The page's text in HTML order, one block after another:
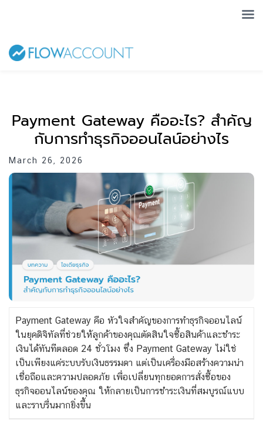
Payment Gateway คืออะไร? สำคัญ
กับการทำธุรกิจออนไลน์อย่างไร
March 26, 2026
Payment Gateway คือ หัวใจสำคัญของการทำธุรกิจออนไลน์
ในยุคดิจิทัลที่ช่วยให้ลูกค้าของคุณตัดสินใจซื้อสินค้าและชำระ
เงินได้ทันทีตลอด 24 ชั่วโมง ซึ่ง Payment Gateway ไม่ใช่
เป็นเพียงแค่ระบบรับเงินธรรมดา แต่เป็นเครื่องมือสร้างความน่า
เชื่อถือและความปลอดภัย เพื่อเปลี่ยนทุกยอดการสั่งซื้อของ
ธุรกิจออนไลน์ของคุณ ให้กลายเป็นการชำระเงินที่สมบูรณ์แบบ
และราบรื่นมากยิ่งขึ้น